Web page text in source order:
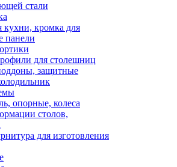
стали
кромка для
панели
для столешниц
защитные
опорные, колеса
столов,
для изготовления